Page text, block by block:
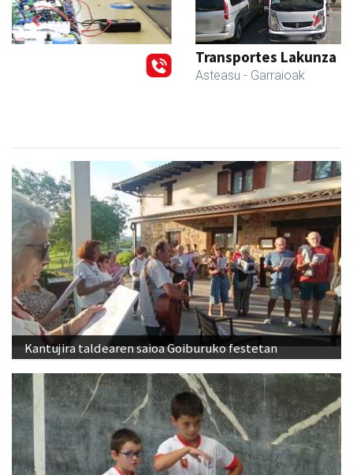
Transportes Lakunza
Previous Next
Kantujira taldearen saioa Goiburuko festetan